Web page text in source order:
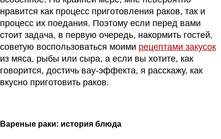
нравится как процесс приготовления раков, так и
процесс их поедания. Поэтому если перед вами
стоит задача, в первую очередь, накормить гостей,
советую воспользоваться моими рецептами закусок
из мяса, рыбы или сыра, а если вы хотите, как
говорится, достичь вау-эффекта, я расскажу, как
вкусно приготовить раков.
Вареные раки: история блюда